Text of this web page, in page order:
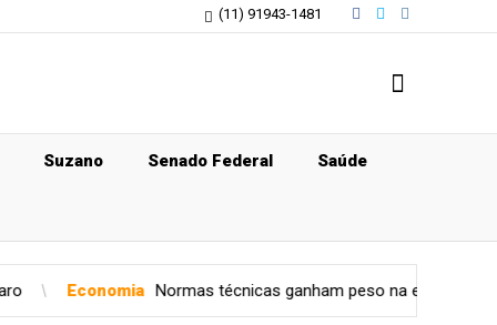
(11) 91943-1481
Suzano Senado Federal Saúde
Normas técnicas ganham peso na escolha de tubos de aço